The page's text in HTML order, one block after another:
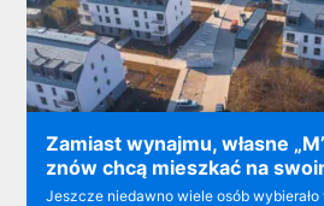
Zamiast wynajmu, własne
znów chcą mieszkać na
Jeszcze niedawno wiele osób